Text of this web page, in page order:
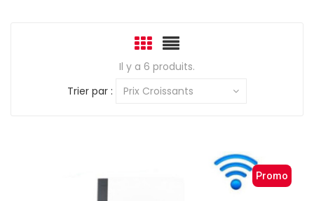
Il y a 6 produits.
Trier par :
Prix Croissants
Promo